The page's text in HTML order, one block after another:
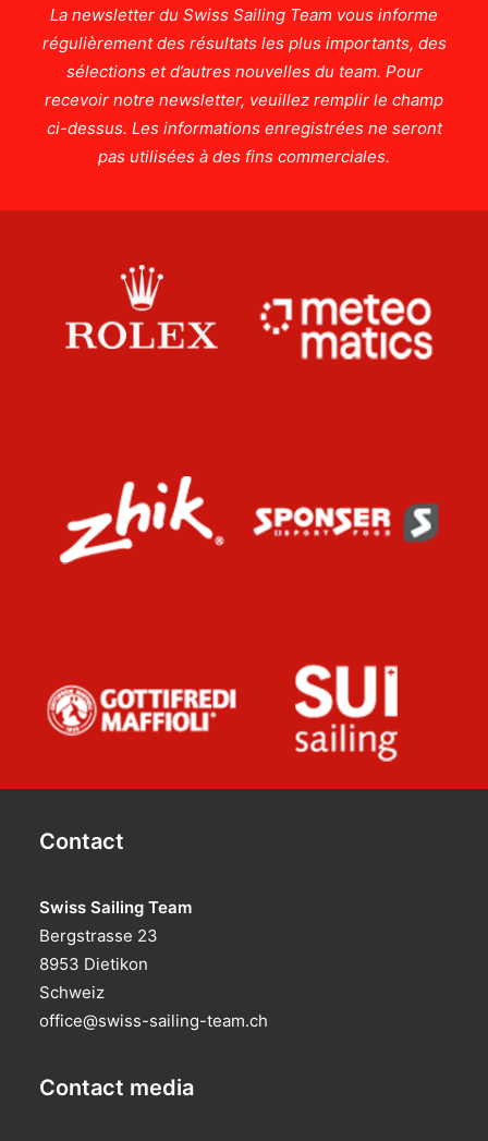
La newsletter du Swiss Sailing Team vous informe
régulièrement des résultats les plus importants, des
sélections et d’autres nouvelles du team. Pour
recevoir notre newsletter, veuillez remplir le champ
ci-dessus. Les informations enregistrées ne seront
pas utilisées à des fins commerciales.
Contact
Swiss Sailing Team
Bergstrasse 23
8953 Dietikon
Schweiz
office@swiss-sailing-team.ch
Contact media